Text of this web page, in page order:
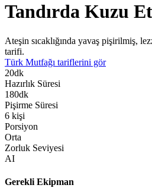
Tandırda Kuzu
Ateşin sıcaklığında yavaş pişirilmiş,
tarifi.
Türk Mutfağı tariflerini gör
20dk
Hazırlık Süresi
180dk
Pişirme Süresi
6 kişi
Porsiyon
Orta
Zorluk Seviyesi
AI
Gerekli Ekipman